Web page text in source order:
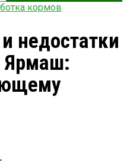
кормов
недостатки
Ярмаш: